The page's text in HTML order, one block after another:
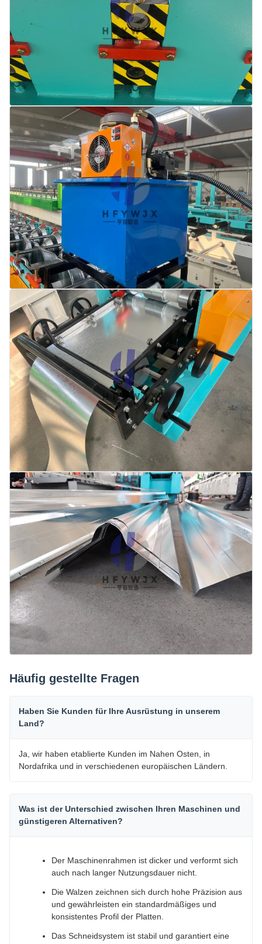
Häufig gestellte Fragen
Haben Sie Kunden für Ihre Ausrüstung in unserem
Land?
Ja, wir haben etablierte Kunden im Nahen Osten, in
Nordafrika und in verschiedenen europäischen Ländern.
Was ist der Unterschied zwischen Ihren Maschinen und
günstigeren Alternativen?
Der Maschinenrahmen ist dicker und verformt sich
auch nach langer Nutzungsdauer nicht.
Die Walzen zeichnen sich durch hohe Präzision aus
und gewährleisten ein standardmäßiges und
konsistentes Profil der Platten.
Das Schneidsystem ist stabil und garantiert eine